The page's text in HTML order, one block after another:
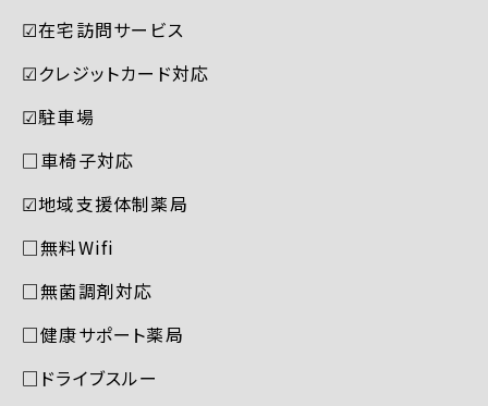
☑︎在宅訪問サービス
☑︎クレジットカード対応
☑︎駐車場
□車椅子対応
☑︎地域支援体制薬局
□無料Wifi
□無菌調剤対応
□健康サポート薬局
□ドライブスルー